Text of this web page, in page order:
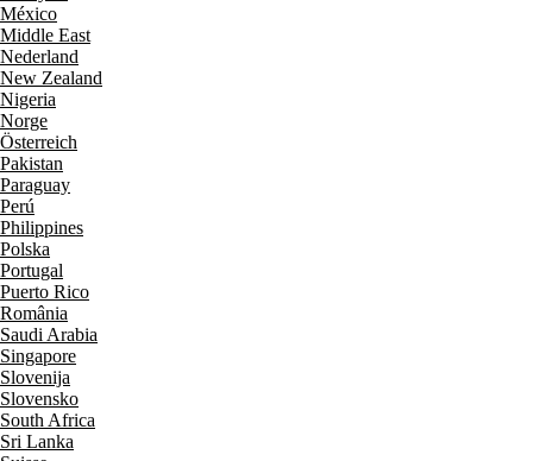
México
Middle East
Nederland
New Zealand
Nigeria
Norge
Österreich
Pakistan
Paraguay
Perú
Philippines
Polska
Portugal
Puerto Rico
România
Saudi Arabia
Singapore
Slovenija
Slovensko
South Africa
Sri Lanka